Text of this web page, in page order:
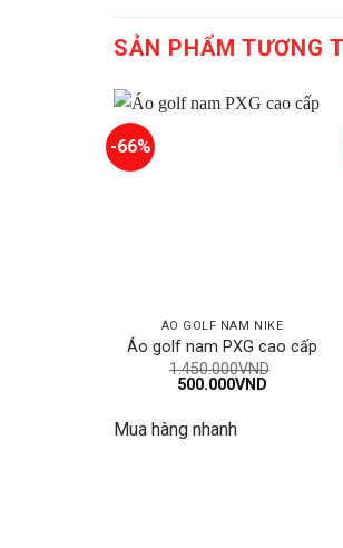
SẢN PHẨM TƯƠNG
-66%
ÁO GOLF NAM NIKE
Áo golf nam PXG cao cấp
1.450.000VND
Giá
1.450.000VND.
500.000VNDGiá
Mua hàng nhanh